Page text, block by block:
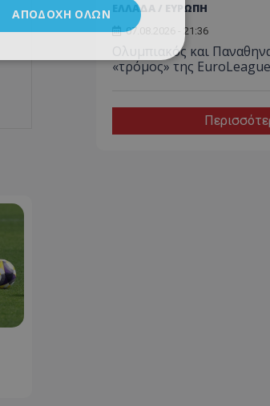
ΕΛΛΑΔΑ / ΕΥΡΩΠΗ
07.08.2026 - 21:36
Ολυμπιακός και
«τρόμος» της EuroLeague
ΑΠΟΔΟΧΉ ΌΛΩΝ